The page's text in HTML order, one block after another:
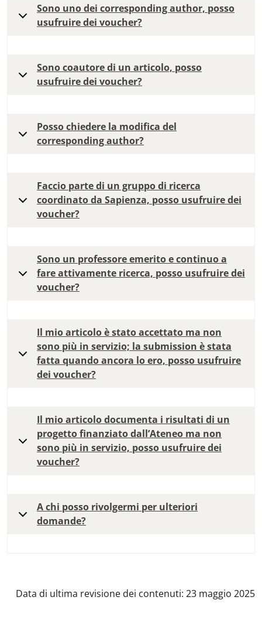
Sono uno dei corresponding author, posso
usufruire dei voucher?
Sono coautore di un articolo, posso
usufruire dei voucher?
Posso chiedere la modifica del
corresponding author?
Faccio parte di un gruppo di ricerca
coordinato da Sapienza, posso usufruire dei
voucher?
Sono un professore emerito e continuo a
fare attivamente ricerca, posso usufruire dei
voucher?
Il mio articolo è stato accettato ma non
sono più in servizio; la submission è stata
fatta quando ancora lo ero, posso usufruire
dei voucher?
Il mio articolo documenta i risultati di un
progetto finanziato dall’Ateneo ma non
sono più in servizio, posso usufruire dei
voucher?
A chi posso rivolgermi per ulteriori
domande?
Data di ultima revisione dei contenuti: 23 maggio 2025